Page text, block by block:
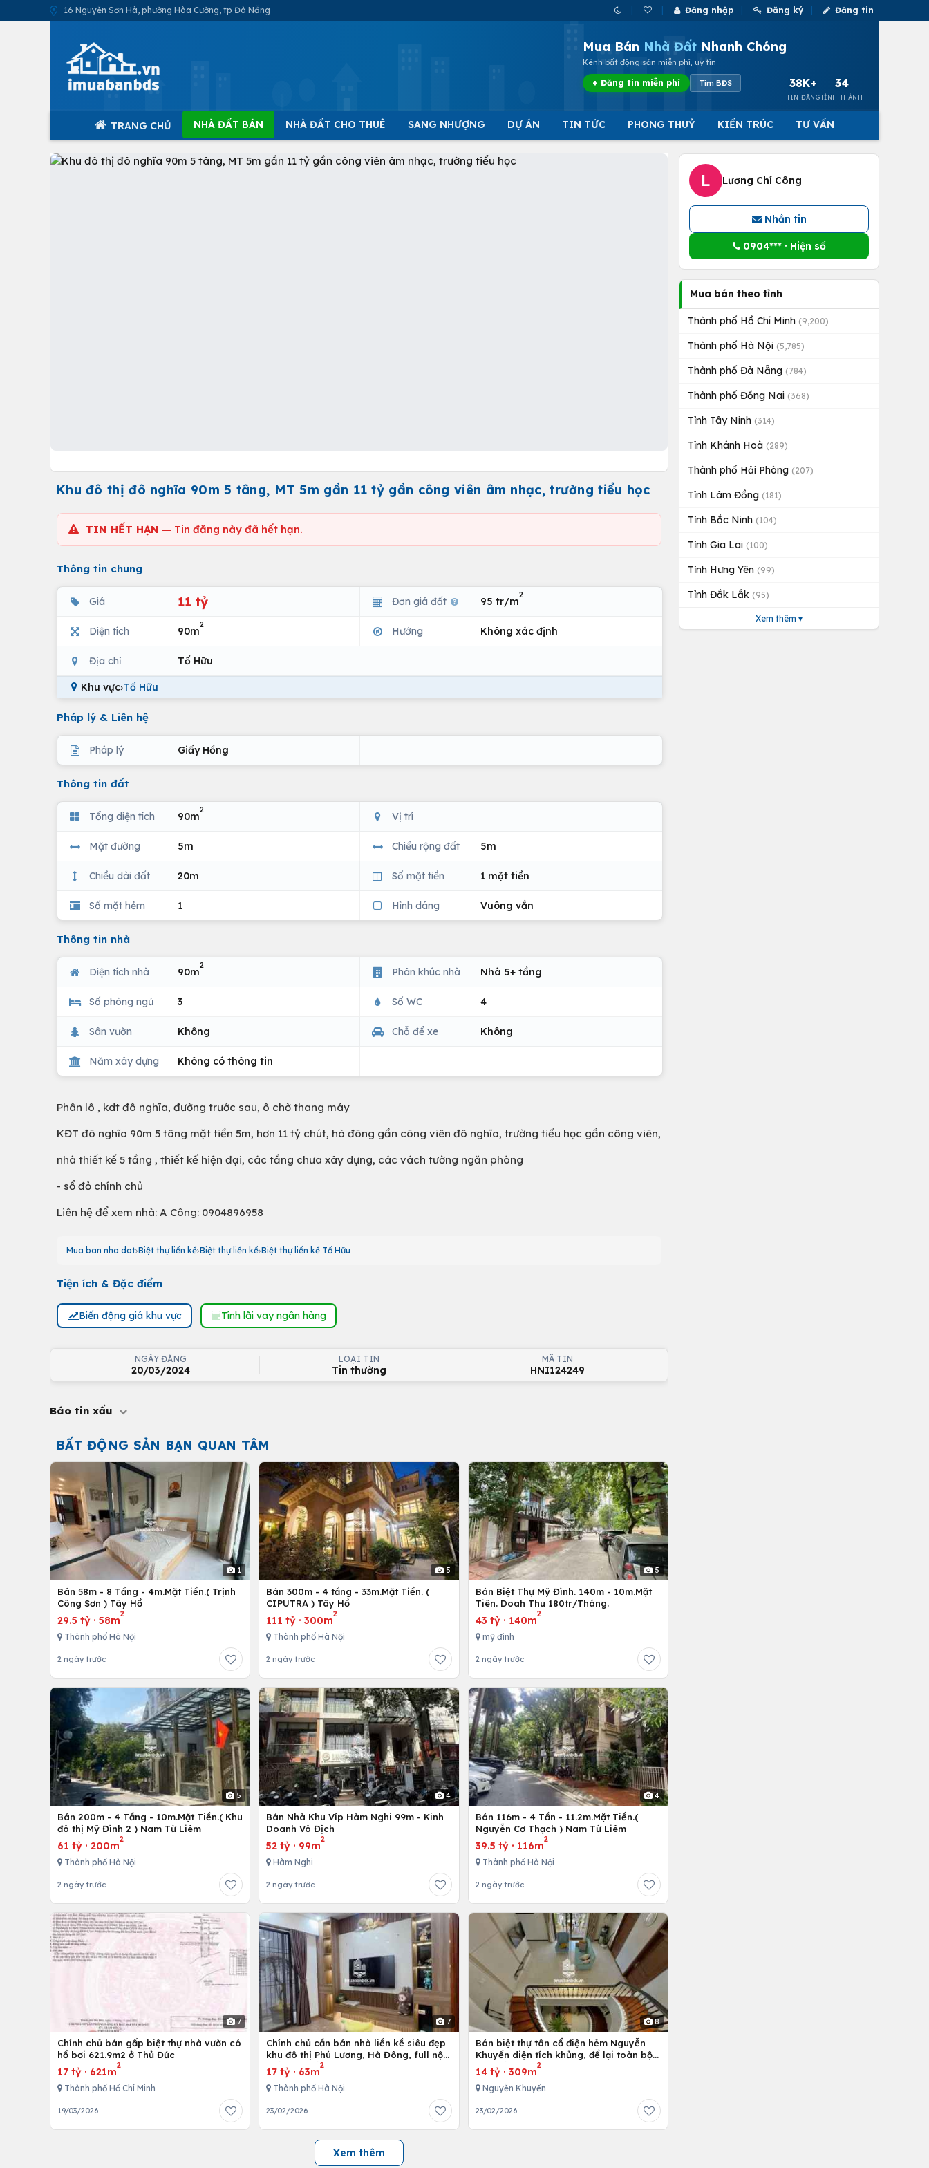
16 Nguyễn Sơn Hà, phường Hòa Cường, tp Đà Nẵng Đăng nhập Đăng ký Đăng tin
Mua Bán Nhà Đất Nhanh Chóng
Kênh bất động sản miễn phí, uy tín
+ Đăng tin miễn phí Tìm BĐS 38K+
TIN ĐĂNG
34
TỈNH THÀNH
TRANG CHỦ NHÀ ĐẤT BÁN NHÀ ĐẤT CHO THUÊ SANG NHƯỢNG DỰ ÁN TIN TỨC PHONG THUỶ KIẾN TRÚC TƯ VẤN
Khu đô thị đô nghĩa 90m 5 tâng, MT 5m gần 11 tỷ gần công viên âm nhạc, trường tiểu học
TIN HẾT HẠN — Tin đăng này đã hết hạn.
Thông tin chung
Giá 11 tỷ Đơn giá đất 95 tr/m
2
Diện tích 90m
2
Hướng Không xác định
Địa chỉ Tố Hữu
Khu vực›Tố Hữu
Pháp lý & Liên hệ
Pháp lý Giấy Hồng
Thông tin đất
Tổng diện tích 90m
2
Vị trí
Mặt đường 5m Chiều rộng đất 5m
Chiều dài đất 20m Số mặt tiền 1 mặt tiền
Số mặt hẻm 1 Hình dáng Vuông vắn
Thông tin nhà
Diện tích nhà 90m
2
Phân khúc nhà Nhà 5+ tầng
Số phòng ngủ 3 Số WC 4
Sân vườn Không Chỗ để xe Không
Năm xây dựng Không có thông tin
Phân lô , kdt đô nghĩa, đường trước sau, ô chờ thang máy
KĐT đô nghĩa 90m 5 tâng mặt tiền 5m, hơn 11 tỷ chút, hà đông gần công viên đô nghĩa, trường tiểu học gần công viên,
nhà thiết kế 5 tầng , thiết kế hiện đại, các tầng chưa xây dựng, các vách tường ngăn phòng
- sổ đỏ chính chủ
Liên hệ để xem nhà: A Công: 0904896958
Mua ban nha dat Biệt thự liền kề Biệt thự liền kề Biệt thự liền kề Tố Hữu
Tiện ích & Đặc điểm
Biến động giá khu vực Tính lãi vay ngân hàng
NGÀY ĐĂNG
20/03/2024
LOẠI TIN
Tin thường
MÃ TIN
HNI124249
Báo tin xấu
BẤT ĐỘNG SẢN BẠN QUAN TÂM
1
Bán 58m - 8 Tầng - 4m.Mặt Tiền.( Trịnh
Công Sơn ) Tây Hồ
29.5 tỷ · 58m
2
Thành phố Hà Nội
2 ngày trước
5
Bán 300m - 4 tầng - 33m.Mặt Tiền. (
CIPUTRA ) Tây Hồ
111 tỷ ·300m
2
Thành phố Hà Nội
2 ngày trước
5
Bán Biệt Thự Mỹ Đình. 140m - 10m.Mặt
Tiên. Doah Thu 180tr/Tháng.
43 tỷ· 140m
2
mỹ đình
2 ngày trước
5
Bán 200m - 4 Tầng - 10m.Mặt Tiền.( Khu
đô thị Mỹ Đình 2 ) Nam Từ Liêm
61 tỷ · 200m
2
Thành phố Hà Nội
2 ngày trước
4
Bán Nhà Khu Víp Hàm Nghi 99m - Kinh
Doanh Vô Địch
52 tỷ · 99m
2
Hàm Nghi
2 ngày trước
4
Bán 116m - 4 Tần - 11.2m.Mặt Tiền.(
Nguyễn Cơ Thạch ) Nam Từ Liêm
39.5 tỷ· 116m
2
Thành phố Hà Nội
2 ngày trước
7
Chính chủ bán gấp biệt thự nhà vườn có
hồ bơi 621.9m2 ở Thủ Đức
17 tỷ · 621m
2
Thành phố Hồ Chí Minh
19/03/2026
7
Chính chủ cần bán nhà liền kề siêu đẹp
khu đô thị Phú Lương, Hà Đông, full nội
thất cao cấp
17 tỷ · 63m
2
Thành phố Hà Nội
23/02/2026
8
Bán biệt thự tân cổ điện hẻm Nguyễn
Khuyến diện tích khủng, để lại toàn bộ
nội thất
14 tỷ· 309m
2
Nguyễn Khuyến
23/02/2026
Xem thêm
L Lương Chí Công
Nhắn tin
0904*** · Hiện số
Mua bán theo tỉnh
Thành phố Hồ Chí Minh (9,200)
Thành phố Hà Nội (5,785)
Thành phố Đà Nẵng (784)
Thành phố Đồng Nai (368)
Tỉnh Tây Ninh (314)
Tỉnh Khánh Hoà (289)
Thành phố Hải Phòng (207)
Tỉnh Lâm Đồng (181)
Tỉnh Bắc Ninh (104)
Tỉnh Gia Lai (100)
Tỉnh Hưng Yên (99)
Tỉnh Đắk Lắk (95)
Xem thêm ▾